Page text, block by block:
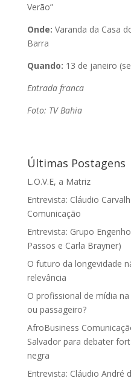
Verão”
Onde: Varanda da Casa
Barra
Quando: 13 de janeiro
Entrada franca
Foto: TV Bahia
Últimas Postagens
L.O.V.E, a Matriz
Entrevista: Cláudio
Comunicação
Entrevista: Grupo
Passos e Carla Brayner)
O futuro da longevidade
relevância
O profissional de mídia
ou passageiro?
AfroBusiness
Salvador para debater
negra
Entrevista: Cláudio André